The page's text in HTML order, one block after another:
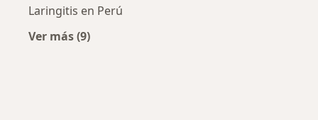
Laringitis en Perú
Ver más (9)